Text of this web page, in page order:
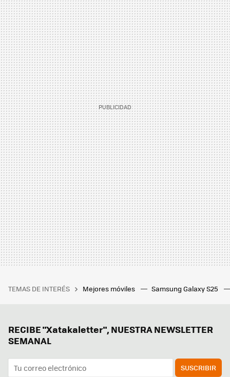
TEMAS DE INTERÉS Mejores móviles Samsung Galaxy S25
RECIBE "Xatakaletter", NUESTRA NEWSLETTER
SEMANAL
SUSCRIBIR